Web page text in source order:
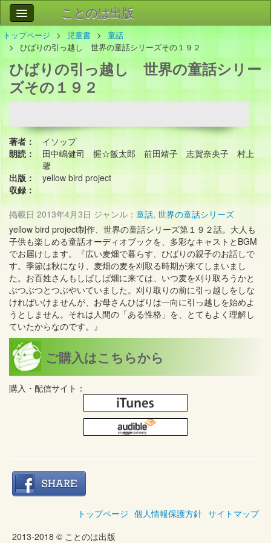
ことのは出版
作品
事業案内
会社情報
お問い合わせ
トップページ 児童書
童話
ひばりの引っ越し 世界の童話シリーズその１９２
ひばりの引っ越し 世界の童話シリー
ズその１９２
著者：
イソップ
朗読：
田中嶋健司 握☆飯太郎 前田靖子 志賀奈央子 村上
馨
出版：
yellow bird project
収録：
掲載日 2013年4月3日 ジャンル： 童話, 世界の童話シリーズ
yellow bird project制作、世界の童話シリーズ第１９２話。大人も
子供も楽しめる童話オーディオブックを、多彩なキャストとBGM
でお届けします。『広い麦畑で暮らす、ひばりの親子のお話しで
す。季節は秋になり、麦畑の麦を刈取る時期が来てしまいまし
た。お百姓さんもしばしば畑に来ては、いつ麦を刈り取ろうかと
ぶつぶつとつぶやいていました。刈り取りの前に引っ越しをしな
ければいけませんが、お母さんひばりは一向に引っ越しを始めよ
うとしません。それは人間の「ある性格」を、とてもよく理解し
ていたからなのです。』
ご購入はこちらから
購入・配信サイト：
トップページ 個人情報保護方針 サイトマップ
2013-2018 © ことのは出版